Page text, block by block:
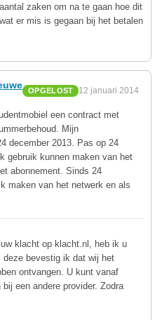
zaken om na te gaan hoe dit
er mis is gegaan bij het betalen
OPGELOST 12 januari 2014
een contract met
Mijn
december 2013. Pas op 24
gebruik kunnen maken van het
abonnement. Sinds 24
maken van het netwerk en als
klacht op klacht.nl, heb ik u
bevestig ik dat wij het
ontvangen. U kunt vanaf
een andere provider. Zodra